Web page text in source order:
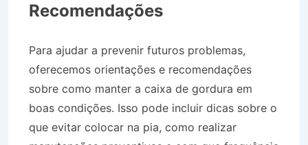
Recomendações
Para ajudar a prevenir futuros problemas,
oferecemos orientações e recomendações
sobre como manter a caixa de gordura em
boas condições. Isso pode incluir dicas sobre o
que evitar colocar na pia, como realizar